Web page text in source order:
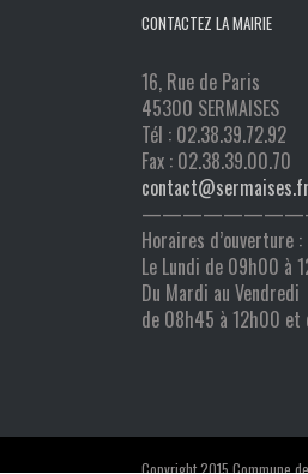
CONTACTEZ LA MAIRIE
16, Rue de Paris
45300 SERMAISES
Tél : 02.38.39.72.92
Fax : 02.38.39.00.70
contact@sermaises.fr
Horaires d’ouverture :
Le Lundi de 09h00 à
Du Mardi au Vendredi
de 08h45 à 12h00 et
Copyright 2015 Commune